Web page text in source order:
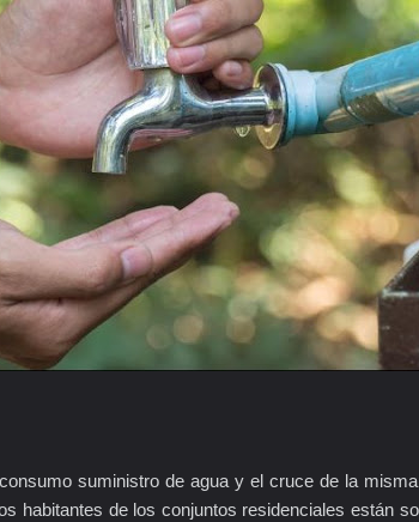
suministro de agua y el cruce de la
habitantes de los conjuntos residenciales están